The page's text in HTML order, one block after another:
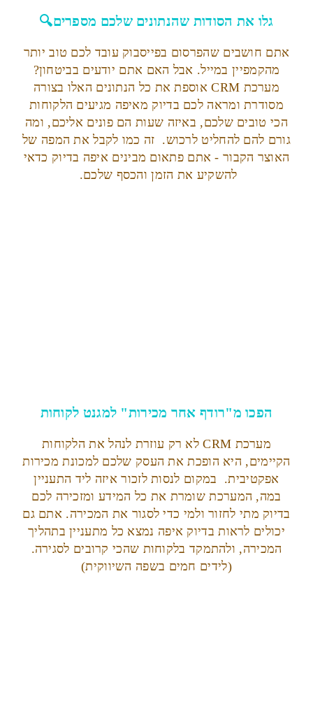
גלו את הסודות שהנתונים שלכם מספרים🔍
אתם חושבים שהפרסום בפייסבוק עובד לכם טוב יותר
מהקמפיין במייל. אבל האם אתם יודעים בביטחון?
מערכת CRM אוספת את כל הנתונים האלו בצורה
מסודרת ומראה לכם בדיוק מאיפה מגיעים הלקוחות
הכי טובים שלכם, באיזה שעות הם פונים אליכם, ומה
גורם להם להחליט לרכוש. זה כמו לקבל את המפה של
האוצר הקבור - אתם פתאום מבינים איפה בדיוק כדאי
להשקיע את הזמן והכסף שלכם.
הפכו מ"רודף אחר מכירות" למגנט לקוחות
מערכת CRM לא רק עוזרת לנהל את הלקוחות
הקיימים, היא הופכת את העסק שלכם למכונת מכירות
אפקטיבית. במקום לנסות לזכור איזה ליד התעניין
במה, המערכת שומרת את כל המידע ומזכירה לכם
בדיוק מתי לחזור ולמי כדי לסגור את המכירה. אתם גם
יכולים לראות בדיוק איפה נמצא כל מתעניין בתהליך
המכירה, ולהתמקד בלקוחות שהכי קרובים לסגירה.
(לידים חמים בשפה השיווקית)